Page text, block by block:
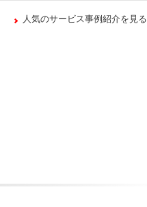
人気のサービス事例紹介を見る